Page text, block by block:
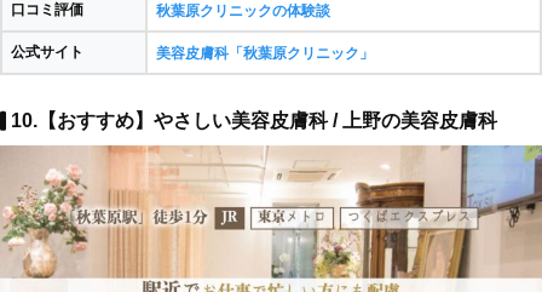
口コミ評価 秋葉原クリニックの体験談
公式サイト 美容皮膚科「秋葉原クリニック」
10.【おすすめ】やさしい美容皮膚科 / 上野の美容皮膚科